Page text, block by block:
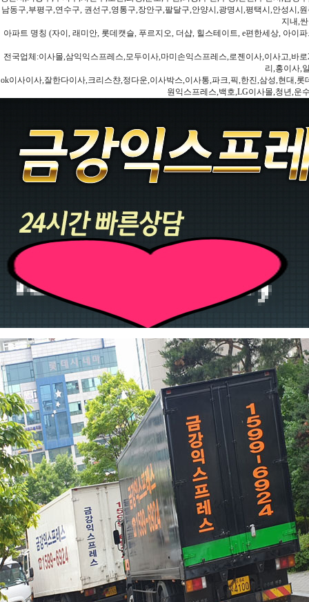
남동구,부평구,연수구, 권선구,영통구,장안구,팔달구,안양시,광명시,평택시,안성시,
지내,
아파트 명칭 (자이, 래미안, 롯데캣슬, 푸르지오, 더샵, 힐스테이트, e편한세상, 아이
전국업체:이사몰,삼익익스프레스,모두이사,마미손익스프레스,로젠이사,이사고,바
리,홍이사,
ok이사이사,잘한다이사,크리스챤,정다운,이사박스,이사통,파크,픽,한진,삼성,현대,
원익스프레스,백호,LG이사몰,청년,운